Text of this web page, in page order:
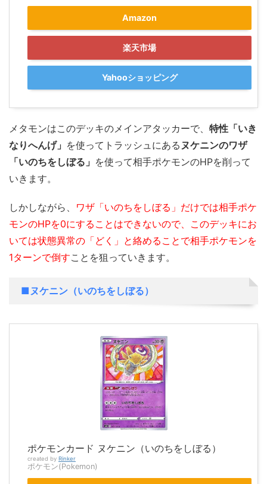
Amazon
楽天市場
Yahooショッピング
メタモンはこのデッキのメインアタッカーで、 特性「いき
なりへんげ」 を使ってトラッシュにある ヌケニンのワザ
「いのちをしぼる」 を使って相手ポケモンのHPを削って
いきます。
しかしながら、 ワザ「いのちをしぼる」だけでは相手ポケ
モンのHPを0にすることはできないので、このデッキにお
いては状態異常の「どく」と絡めることで相手ポケモンを
1ターンで倒すことを狙っていきます。
■ヌケニン（いのちをしぼる）
ポケモンカード ヌケニン（いのちをしぼる）
created by Rinker
ポケモン(Pokemon)